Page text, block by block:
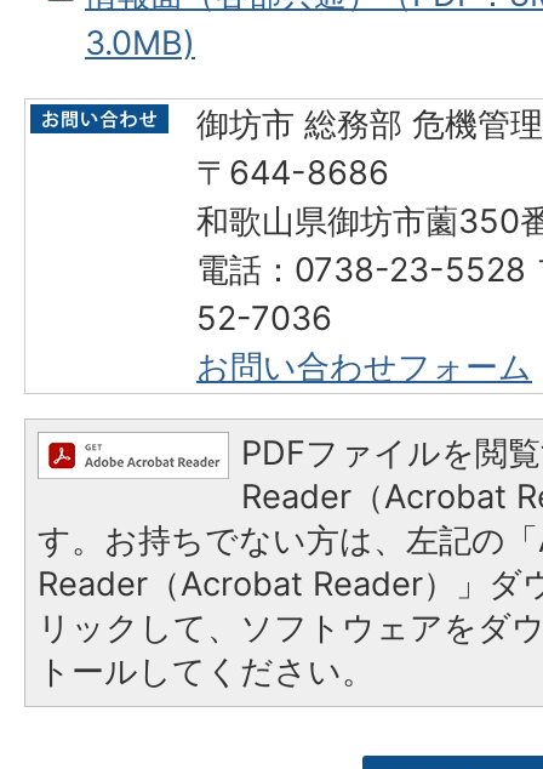
3.0MB)
御坊市 総務部 危機管
〒644-8686
和歌山県御坊市薗350
電話：0738-23-5528
52-7036
お問い合わせフォーム
PDFファイルを閲
Reader（Acrobat
す。お持ちでない方は、左記の
Reader（Acrobat Reader）」ダ
リックして、ソフトウェアをダ
トールしてください。